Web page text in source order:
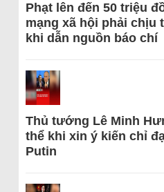
Phạt lên đến 50 triệu
mạng xã hội phải chịu
khi dẫn nguồn báo chí
Thủ tướng Lê Minh
thể khi xin ý kiến chỉ
Putin